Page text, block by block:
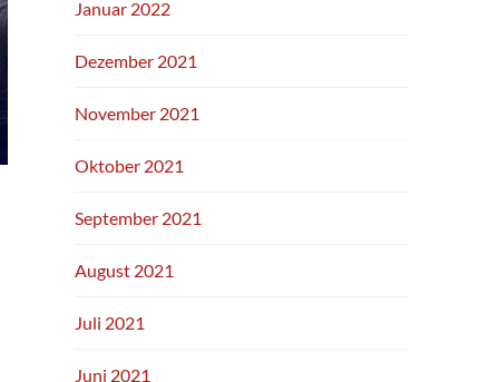
Januar 2022
Dezember 2021
November 2021
Oktober 2021
September 2021
August 2021
Juli 2021
Juni 2021